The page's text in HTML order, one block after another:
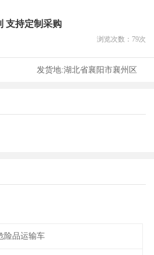
支持定制采购
浏览次数： 79次
发货地:湖北省襄阳市襄州区
险品运输车